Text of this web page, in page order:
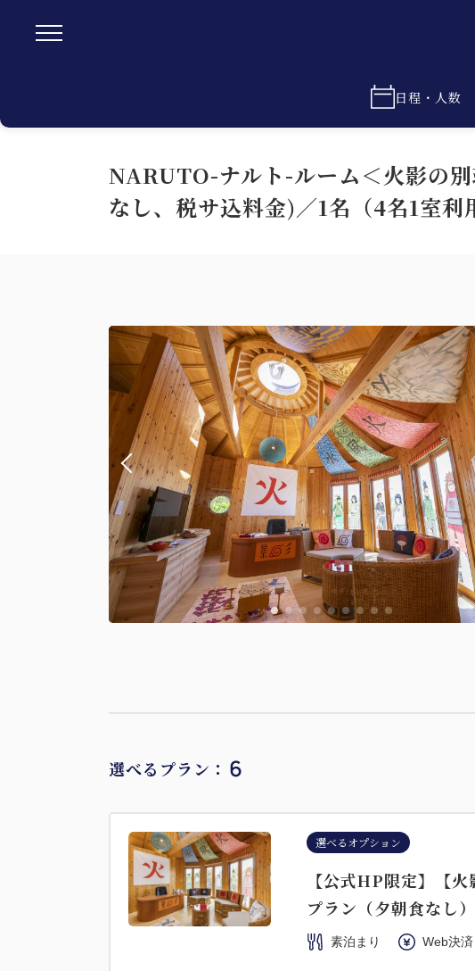
日程・人数
NARUTO-ナルト-ルーム＜火影の
なし、税サ込料金)／1名（4名1室利
選べるプラン： 6
選べるオプション
【公式HP限定】【
プラン（夕朝食なし）
素泊まり Web決済